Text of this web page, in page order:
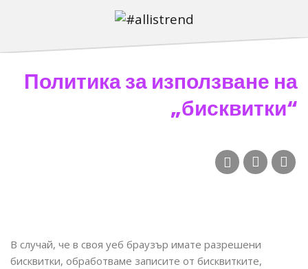
Политика за използване на
„бисквитки“
В случай, че в своя уеб браузър имате разрешени
бисквитки, обработваме записите от бисквитките,